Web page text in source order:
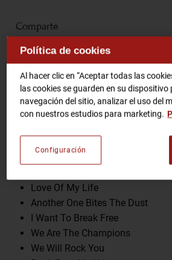
RCA TV
Gastronomic Experience 360º
CA ES
Comparte
Programa
Crazy Little Thing Called Love
Love Of My Life
Another One Bites The Dust
I Want To Break Free
We Are The Champions
We Will Rock You
Política de cookies
Al hacer clic en “Aceptar todas las
las cookies se guarden en su dispositivo
navegación del sitio, analizar el uso del
con nuestros estudios para marketing.
Configuración